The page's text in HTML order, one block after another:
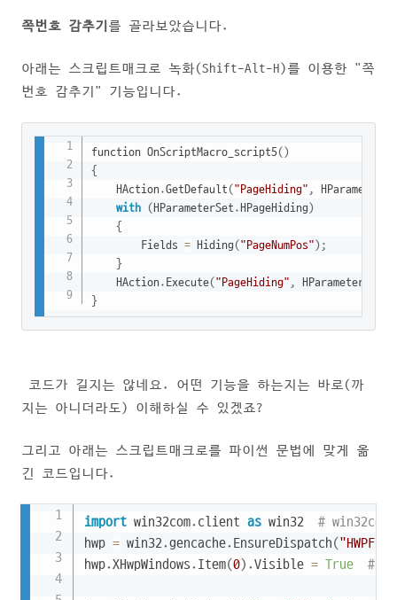
쪽번호 감추기 를 골라보았습니다.
아래는 스크립트매크로 녹화(Shift-Alt-H)를 이용한 "쪽
번호 감추기" 기능입니다.
function OnScriptMacro_script5( )
{
	HAction
.GetDefault( "PageHiding" ,
with ( HParameterSet . HPageHiding )
{
		Fields
= Hiding( "PageNumPos" ) ;
}
	HAction
. Execute( "PageHiding" , HParameterSet
}
Copy
코드가 길지는 않네요. 어떤 기능을 하는지는 바로(까
지는 아니더라도) 이해하실 수 있겠죠?
그리고 아래는 스크립트매크로를 파이썬 문법에 맞게 옮
긴 코드입니다.
import win32com. client as win32 #
hwp = win32.gencache. EnsureDispatch(
hwp.XHwpWindows. Item(0) .Visible = True #
Copy